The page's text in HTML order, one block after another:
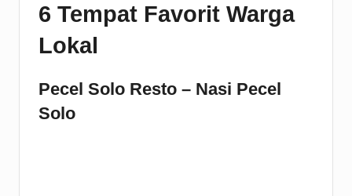
6 Tempat Favorit Warga
Lokal
Pecel Solo Resto – Nasi Pecel
Solo